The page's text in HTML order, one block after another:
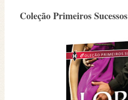
Coleção Primeiros Sucessos